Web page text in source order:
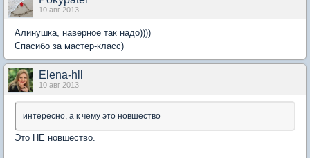
10 авг 2013
Алинушка, наверное так надо))))
Спасибо за мастер-класс)
Elena-hll
10 авг 2013
интересно, а к чему это новшество
Это НЕ новшество.